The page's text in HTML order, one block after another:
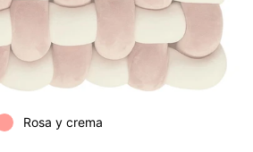
Rosa y crema